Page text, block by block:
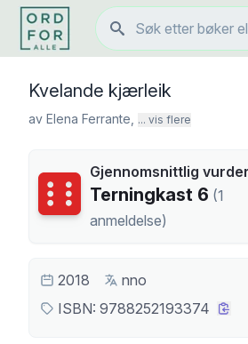
Kvelande kjærleik
av Elena Ferrante ... vis flere
Terningkast
Gjennomsnittlig
Terningkast 6 (1
anmeldelse)
2018
nno
ISBN: 9788252193374